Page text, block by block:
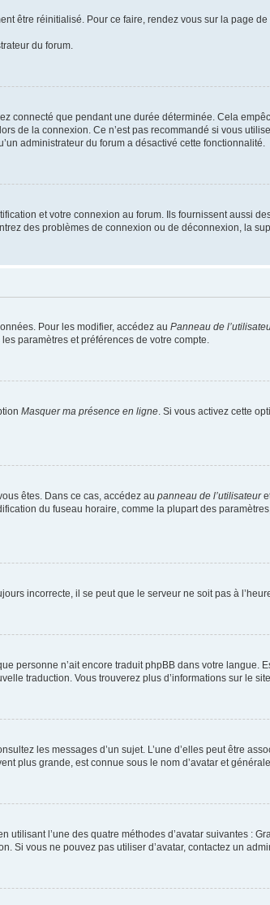
être réinitialisé. Pour ce faire, rendez vous sur la page
du forum.
connecté que pendant une durée déterminée. Cela
lors de la connexion. Ce n’est pas recommandé si vous
administrateur du forum a désactivé cette fonctionnalité.
et votre connexion au forum. Ils fournissent aussi
des problèmes de connexion ou de déconnexion, la
Pour les modifier, accédez au Panneau de
paramètres et préférences de votre compte.
Masquer ma présence en ligne . Si vous activez cette
êtes. Dans ce cas, accédez au panneau de l’utilisateur
du fuseau horaire, comme la plupart des
incorrecte, il se peut que le serveur ne soit pas à
personne n’ait encore traduit phpBB dans votre langue.
traduction. Vous trouverez plus d’informations sur le
les messages d’un sujet. L’une d’elles peut être
plus grande, est connue sous le nom d’avatar et
l’une des quatre méthodes d’avatar suivantes :
Si vous ne pouvez pas utiliser d’avatar, contactez un